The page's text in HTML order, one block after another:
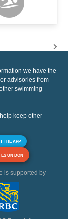
we have the
advisories from
swimming
keep other
THE APP
UN DON
is supported by